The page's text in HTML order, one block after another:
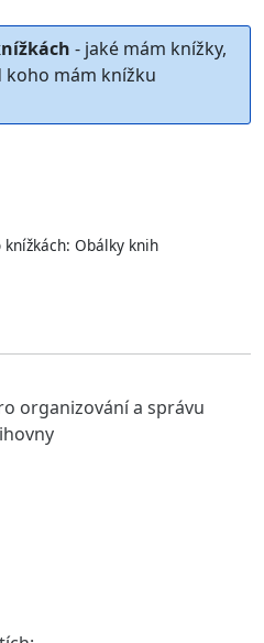
- jaké mám knížky,
koho mám knížku
Obálky knih
organizování a správu